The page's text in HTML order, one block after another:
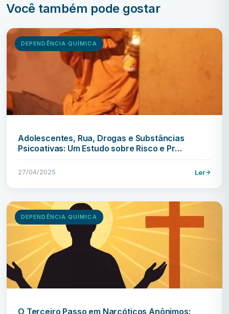
Você também pode gostar
DEPENDÊNCIA QUÍMICA
Adolescentes, Rua, Drogas e Substâncias
Psicoativas: Um Estudo sobre Risco e Pr…
27/04/2025 Ler
DEPENDÊNCIA QUÍMICA
O Terceiro Passo em Narcóticos Anônimos: